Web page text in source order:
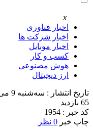
x
اخبار فناوری
اخبار شرکت ها
اخبار موبایل
کسب و کار
هوش مصنوعی
ارز دیجیتال
تاریخ انتشار : سه‌شنبه 9 می 2023 - 17:38
65 بازدید
کد خبر : 1954
چاپ خبر 0 نظر